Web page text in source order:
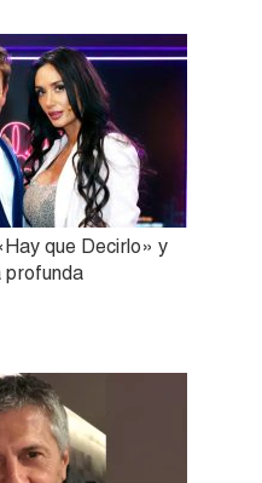
que Decirlo» y
profunda